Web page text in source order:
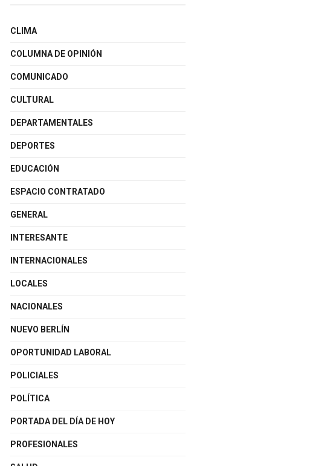
CLIMA
COLUMNA DE OPINIÓN
COMUNICADO
CULTURAL
DEPARTAMENTALES
DEPORTES
EDUCACIÓN
ESPACIO CONTRATADO
GENERAL
INTERESANTE
INTERNACIONALES
LOCALES
NACIONALES
NUEVO BERLÍN
OPORTUNIDAD LABORAL
POLICIALES
POLÍTICA
PORTADA DEL DÍA DE HOY
PROFESIONALES